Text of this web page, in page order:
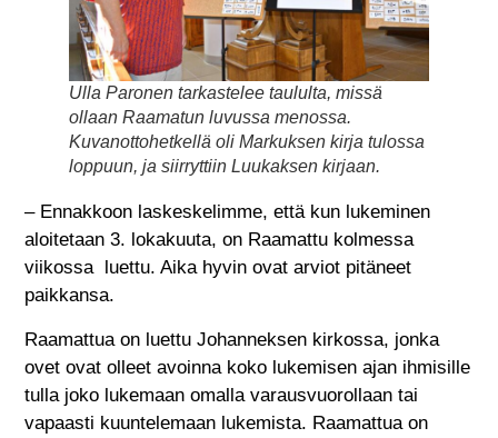
Ulla Paronen tarkastelee taululta, missä
ollaan Raamatun luvussa menossa.
Kuvanottohetkellä oli Markuksen kirja tulossa
loppuun, ja siirryttiin Luukaksen kirjaan.
– Ennakkoon laskeskelimme, että kun lukeminen
aloitetaan 3. lokakuuta, on Raamattu kolmessa
viikossa luettu. Aika hyvin ovat arviot pitäneet
paikkansa.
Raamattua on luettu Johanneksen kirkossa, jonka
ovet ovat olleet avoinna koko lukemisen ajan ihmisille
tulla joko lukemaan omalla varausvuorollaan tai
vapaasti kuuntelemaan lukemista. Raamattua on